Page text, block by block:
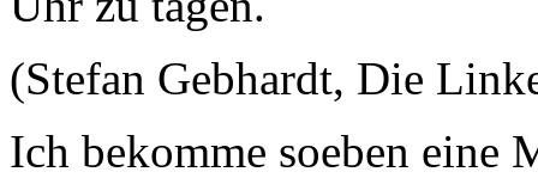
(Stefan Gebhardt, Die
Ich bekomme soeben